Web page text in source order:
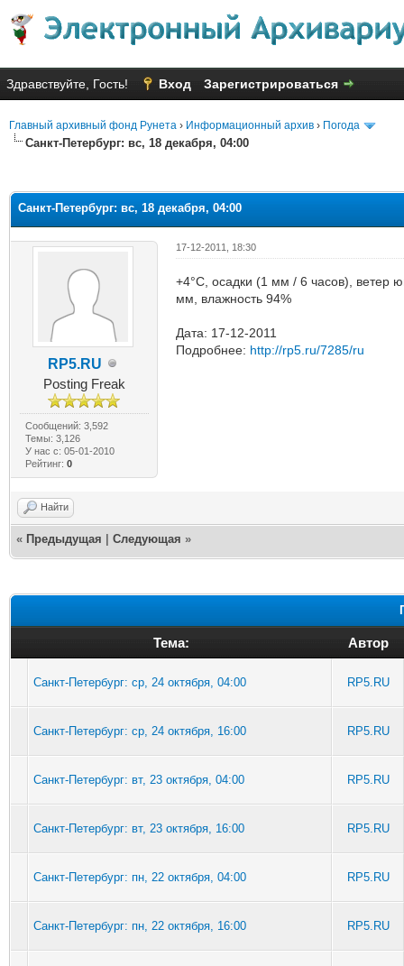
Здравствуйте, Гость! Вход Зарегистрироваться
Главный архивный фонд Рунета › Информационный архив › Погода
Санкт-Петербург: вс, 18 декабря, 04:00
Санкт-Петербург: вс, 18 декабря, 04:00
RP5.RU
Posting Freak
Сообщений: 3,592
Темы: 3,126
У нас с: 05-01-2010
Рейтинг: 0
17-12-2011, 18:30
+4°C, осадки (1 мм / 6 часов), ветер
мм, влажность 94%
Дата: 17-12-2011
Подробнее: http://rp5.ru/7285/ru
Найти
« Предыдущая Следующая »
Тема: Автор
Санкт-Петербург: ср, 24 октября, 04:00 RP5.RU
Санкт-Петербург: ср, 24 октября, 16:00 RP5.RU
Санкт-Петербург: вт, 23 октября, 04:00 RP5.RU
Санкт-Петербург: вт, 23 октября, 16:00 RP5.RU
Санкт-Петербург: пн, 22 октября, 04:00 RP5.RU
Санкт-Петербург: пн, 22 октября, 16:00 RP5.RU